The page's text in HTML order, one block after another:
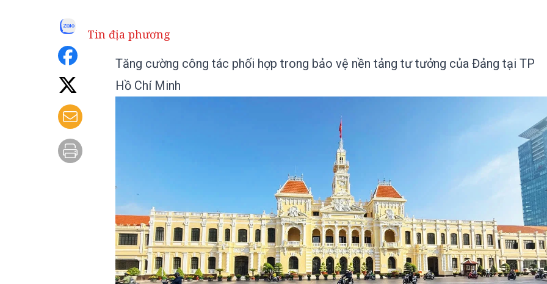
Tin địa phương
Tăng cường công tác phối hợp trong bảo vệ nền tảng tư tưởng của Đảng tại TP
Hồ Chí Minh